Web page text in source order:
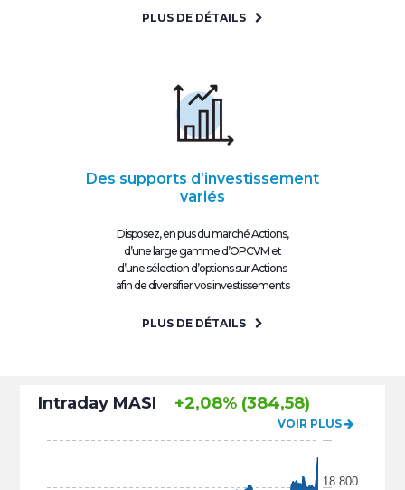
PLUS DE DÉTAILS
Des supports d’investissement
variés
Disposez, en plus du marché Actions,
d’une large gamme d’OPCVM et
d’une sélection d’options sur Actions
afin de diversifier vos investissements
PLUS DE DÉTAILS
Intraday MASI +2,08% (384,58)
VOIR PLUS
18 800